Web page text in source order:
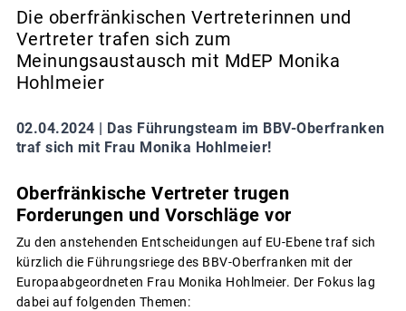
Die oberfränkischen Vertreterinnen und
Vertreter trafen sich zum
Meinungsaustausch mit MdEP Monika
Hohlmeier
02.04.2024 |
Das Führungsteam im BBV-Oberfranken
traf sich mit Frau Monika Hohlmeier!
Oberfränkische Vertreter trugen
Forderungen und Vorschläge vor
Zu den anstehenden Entscheidungen auf EU-Ebene traf sich
kürzlich die Führungsriege des BBV-Oberfranken mit der
Europaabgeordneten Frau Monika Hohlmeier. Der Fokus lag
dabei auf folgenden Themen: